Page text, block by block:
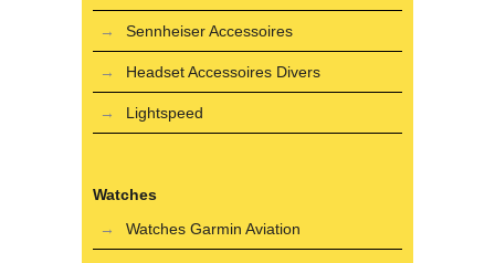
Sennheiser Accessoires
Headset Accessoires Divers
Lightspeed
Watches
Watches Garmin Aviation